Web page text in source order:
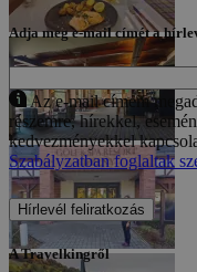
Adja meg e-mail címét a
Az e-mail címem
részemre, hírekkel,
kedvezményekkel
Szabályzatban foglaltak
Hírlevél feliratkozás
A Travelkingről